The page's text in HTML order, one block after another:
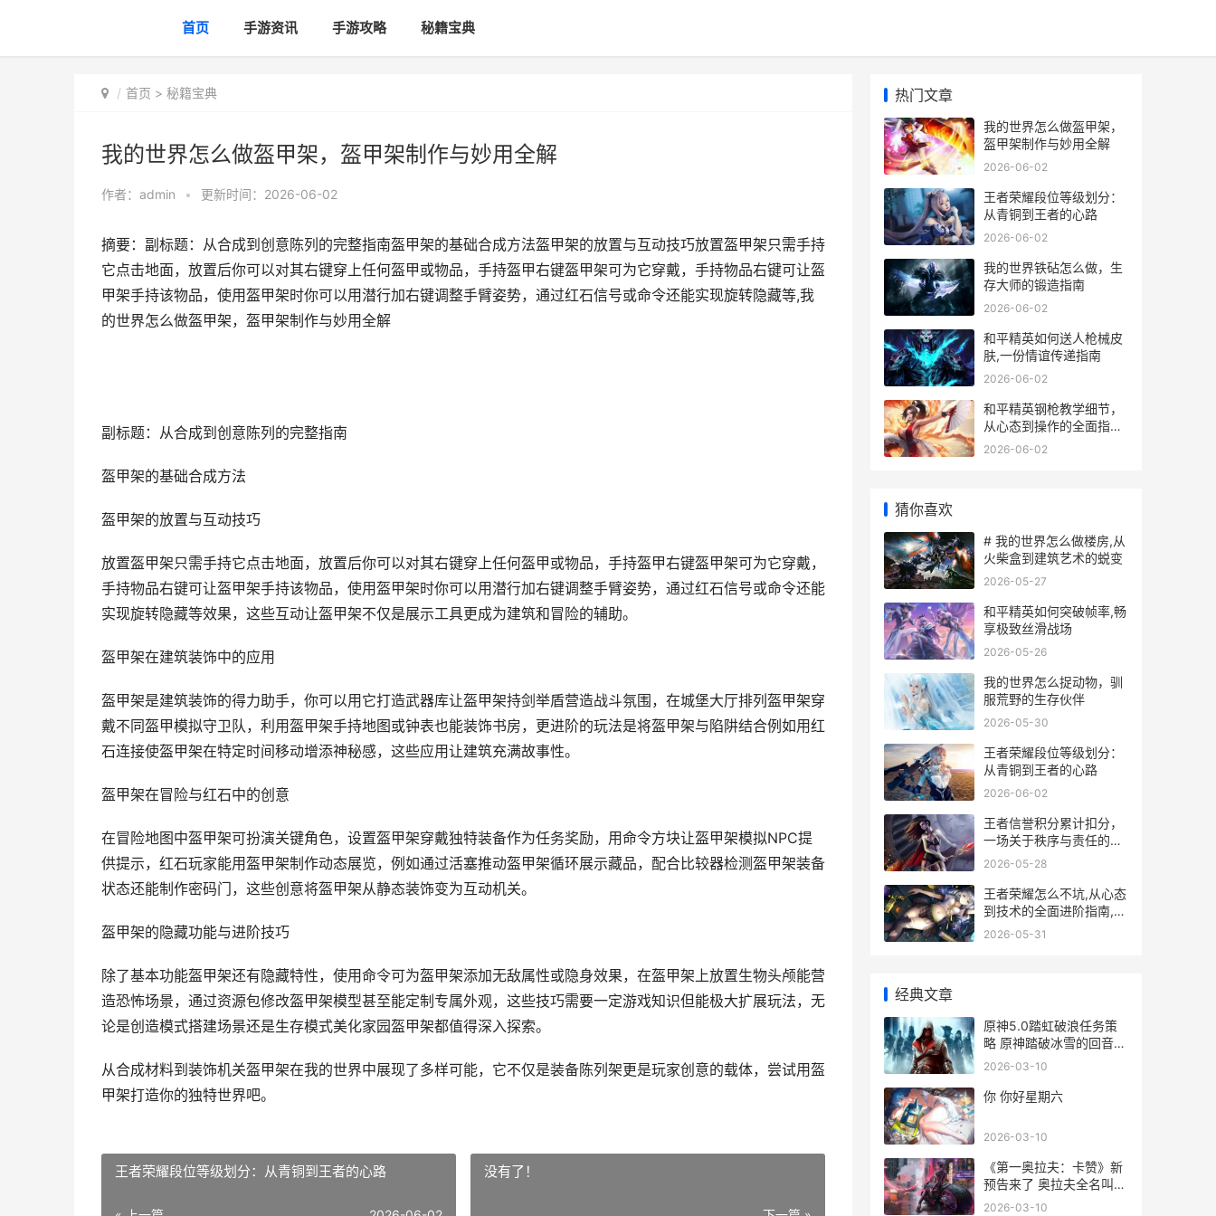
首页 手游资讯 手游攻略 秘籍宝典
首页 > 秘籍宝典
我的世界怎么做盔甲架，盔甲架制作与妙用全解
作者： admin • 更新时间：2026-06-02
摘要：副标题：从合成到创意陈列的完整指南盔甲架的基础合成方法盔甲架的放置与互动技巧放置盔甲架只需手持
它点击地面，放置后你可以对其右键穿上任何盔甲或物品，手持盔甲右键盔甲架可为它穿戴，手持物品右键可让盔
甲架手持该物品，使用盔甲架时你可以用潜行加右键调整手臂姿势，通过红石信号或命令还能实现旋转隐藏等,我
的世界怎么做盔甲架，盔甲架制作与妙用全解
副标题：从合成到创意陈列的完整指南
盔甲架的基础合成方法
盔甲架的放置与互动技巧
放置盔甲架只需手持它点击地面，放置后你可以对其右键穿上任何盔甲或物品，手持盔甲右键盔甲架可为它穿戴，
手持物品右键可让盔甲架手持该物品，使用盔甲架时你可以用潜行加右键调整手臂姿势，通过红石信号或命令还能
实现旋转隐藏等效果，这些互动让盔甲架不仅是展示工具更成为建筑和冒险的辅助。
盔甲架在建筑装饰中的应用
盔甲架是建筑装饰的得力助手，你可以用它打造武器库让盔甲架持剑举盾营造战斗氛围，在城堡大厅排列盔甲架穿
戴不同盔甲模拟守卫队，利用盔甲架手持地图或钟表也能装饰书房，更进阶的玩法是将盔甲架与陷阱结合例如用红
石连接使盔甲架在特定时间移动增添神秘感，这些应用让建筑充满故事性。
盔甲架在冒险与红石中的创意
在冒险地图中盔甲架可扮演关键角色，设置盔甲架穿戴独特装备作为任务奖励，用命令方块让盔甲架模拟NPC提
供提示，红石玩家能用盔甲架制作动态展览，例如通过活塞推动盔甲架循环展示藏品，配合比较器检测盔甲架装备
状态还能制作密码门，这些创意将盔甲架从静态装饰变为互动机关。
盔甲架的隐藏功能与进阶技巧
除了基本功能盔甲架还有隐藏特性，使用命令可为盔甲架添加无敌属性或隐身效果，在盔甲架上放置生物头颅能营
造恐怖场景，通过资源包修改盔甲架模型甚至能定制专属外观，这些技巧需要一定游戏知识但能极大扩展玩法，无
论是创造模式搭建场景还是生存模式美化家园盔甲架都值得深入探索。
从合成材料到装饰机关盔甲架在我的世界中展现了多样可能，它不仅是装备陈列架更是玩家创意的载体，尝试用盔
甲架打造你的独特世界吧。
王者荣耀段位等级划分：从青铜到王者的心路 没有了！
热门文章
我的世界怎么做盔甲架，
盔甲架制作与妙用全解
2026-06-02
王者荣耀段位等级划分：
从青铜到王者的心路
2026-06-02
我的世界铁砧怎么做，生
存大师的锻造指南
2026-06-02
和平精英如何送人枪械皮
肤,一份情谊传递指南
2026-06-02
和平精英钢枪教学细节，
从心态到操作的全面指
南，副标题为实战致胜的
2026-06-02
猜你喜欢
# 我的世界怎么做楼房,从
火柴盒到建筑艺术的蜕变
2026-05-27
和平精英如何突破帧率,畅
享极致丝滑战场
2026-05-26
我的世界怎么捉动物，驯
服荒野的生存伙伴
2026-05-30
王者荣耀段位等级划分：
从青铜到王者的心路
2026-06-02
王者信誉积分累计扣分，
一场关于秩序与责任的游
戏内修行
2026-05-28
王者荣耀怎么不坑,从心态
到技术的全面进阶指南,副
标题成为团队可靠的支柱
2026-05-31
经典文章
原神5.0踏虹破浪任务策
略 原神踏破冰雪的回音怎
么获得
2026-03-10
你 你好星期六
2026-03-10
《第一奥拉夫：卡赞》新
预告来了 奥拉夫全名叫什
么
2026-03-10